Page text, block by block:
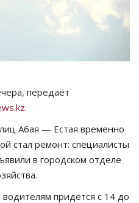
передаёт
.
Абая — Естая временно
стал ремонт: специалисты
в городском отделе
придётся с 14 до